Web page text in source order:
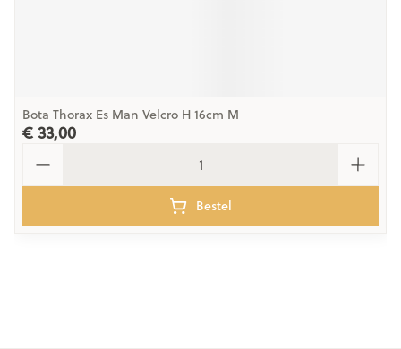
Bota Thorax Es Man Velcro H 16cm M
€ 33,00
Bestel